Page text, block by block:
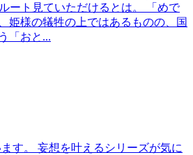
ート見ていただけるとは。 「めで
姫様の犠牲の上ではあるものの、国
「おと...
す。 妄想を叶えるシリーズが気に